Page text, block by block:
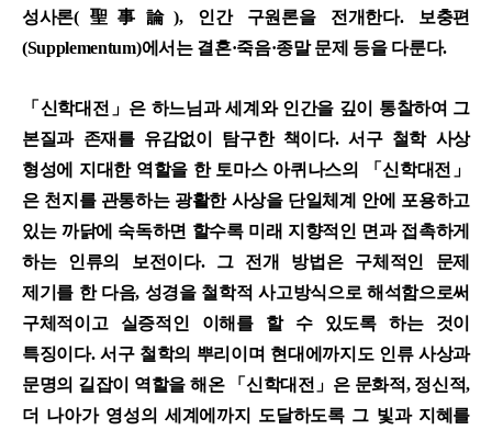
성사론(聖事論), 인간 구원론을 전개한다. 보충편
(Supplementum)에서는 결혼·죽음·종말 문제 등을 다룬다.
「신학대전」은 하느님과 세계와 인간을 깊이 통찰하여 그
본질과 존재를 유감없이 탐구한 책이다. 서구 철학 사상
형성에 지대한 역할을 한 토마스 아퀴나스의 「신학대전」
은 천지를 관통하는 광활한 사상을 단일체계 안에 포용하고
있는 까닭에 숙독하면 할수록 미래 지향적인 면과 접촉하게
하는 인류의 보전이다. 그 전개 방법은 구체적인 문제
제기를 한 다음, 성경을 철학적 사고방식으로 해석함으로써
구체적이고 실증적인 이해를 할 수 있도록 하는 것이
특징이다. 서구 철학의 뿌리이며 현대에까지도 인류 사상과
문명의 길잡이 역할을 해온 「신학대전」은 문화적, 정신적,
더 나아가 영성의 세계에까지 도달하도록 그 빛과 지혜를